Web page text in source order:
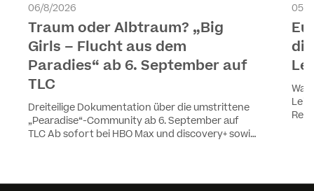
06/8/2026
Traum oder Albtraum? „Big
Girls – Flucht aus dem
Paradies“ ab 6. September auf
TLC
Dreiteilige Dokumentation über die umstrittene
„Pearadise“-Community ab 6. September auf
TLC Ab sofort bei HBO Max und discovery+ sowie
05/